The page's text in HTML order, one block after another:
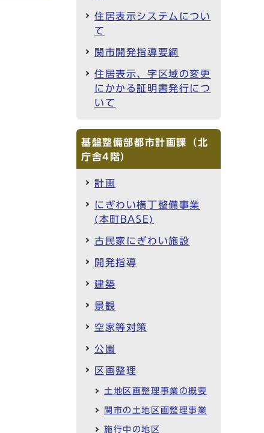
住居表示システムについ
て
関市開発指導要綱
住居表示、字区域の変更
にかかる証明書発行につ
いて
基盤整備部都市計画課（北
庁舎4階）
計画
にぎわい横丁整備事業
(本町BASE)
古民家にぎわい施設
開発指導
建築
景観
空家等対策
公園
区画整理
土地区画整理事業の概要
関市の土地区画整理事業
施行中の地区